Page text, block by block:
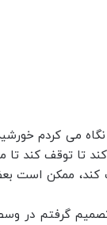
می کردم
تا توقف کند تا
ممکن است
تصمیم گرفتم در